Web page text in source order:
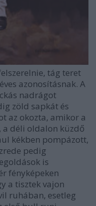
tág teret
azonosításnak. A
nadrágot
zöld sapkát és
az okozta, amikor a
a déli oldalon küzdő
kékben pompázott,
pedig
is
fényképeken
a tisztek vajon
ruhában, esetleg